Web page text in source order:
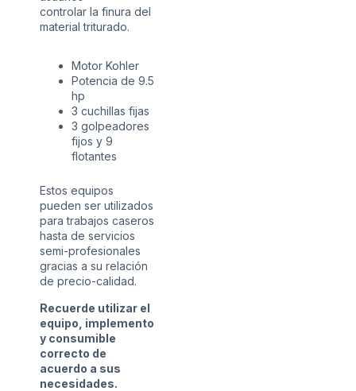
controlar la finura del
material triturado.
Motor Kohler
Potencia de 9.5
hp
3 cuchillas fijas
3 golpeadores
fijos y 9
flotantes
Estos equipos
pueden ser utilizados
para trabajos caseros
hasta de servicios
semi-profesionales
gracias a su relación
de precio-calidad.
Recuerde utilizar el
equipo, implemento
y consumible
correcto de
acuerdo a sus
necesidades.